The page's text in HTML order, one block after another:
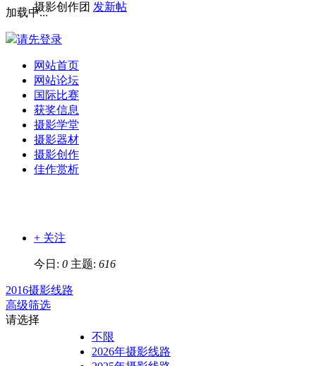
加载中...
请先登录
网站首页
网站论坛
国际比赛
获奖信息
摄影学堂
摄影器材
摄影创作
佳作赏析
摄影创作团 发新帖
+ 关注
今日: 0 主题: 616
2016摄影线路
高级筛选
请选择
不限
2026年摄影线路